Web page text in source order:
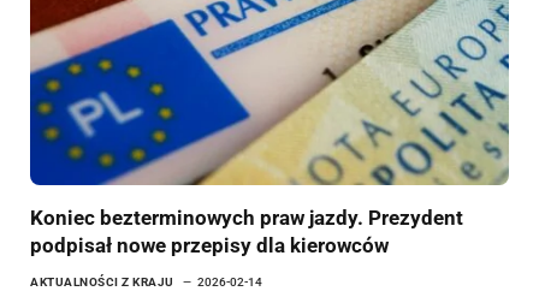
Koniec bezterminowych praw jazdy. Prezydent
podpisał nowe przepisy dla kierowców
AKTUALNOŚCI Z KRAJU 2026-02-14